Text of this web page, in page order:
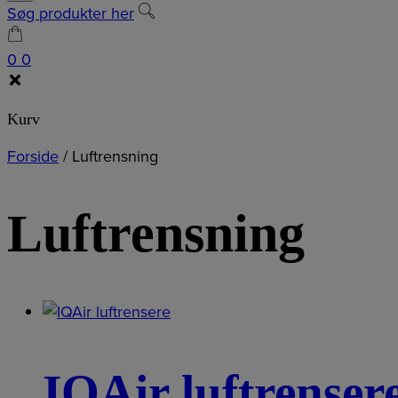
Søg produkter her
0 0
Kurv
Forside/ Luftrensning
Luftrensning